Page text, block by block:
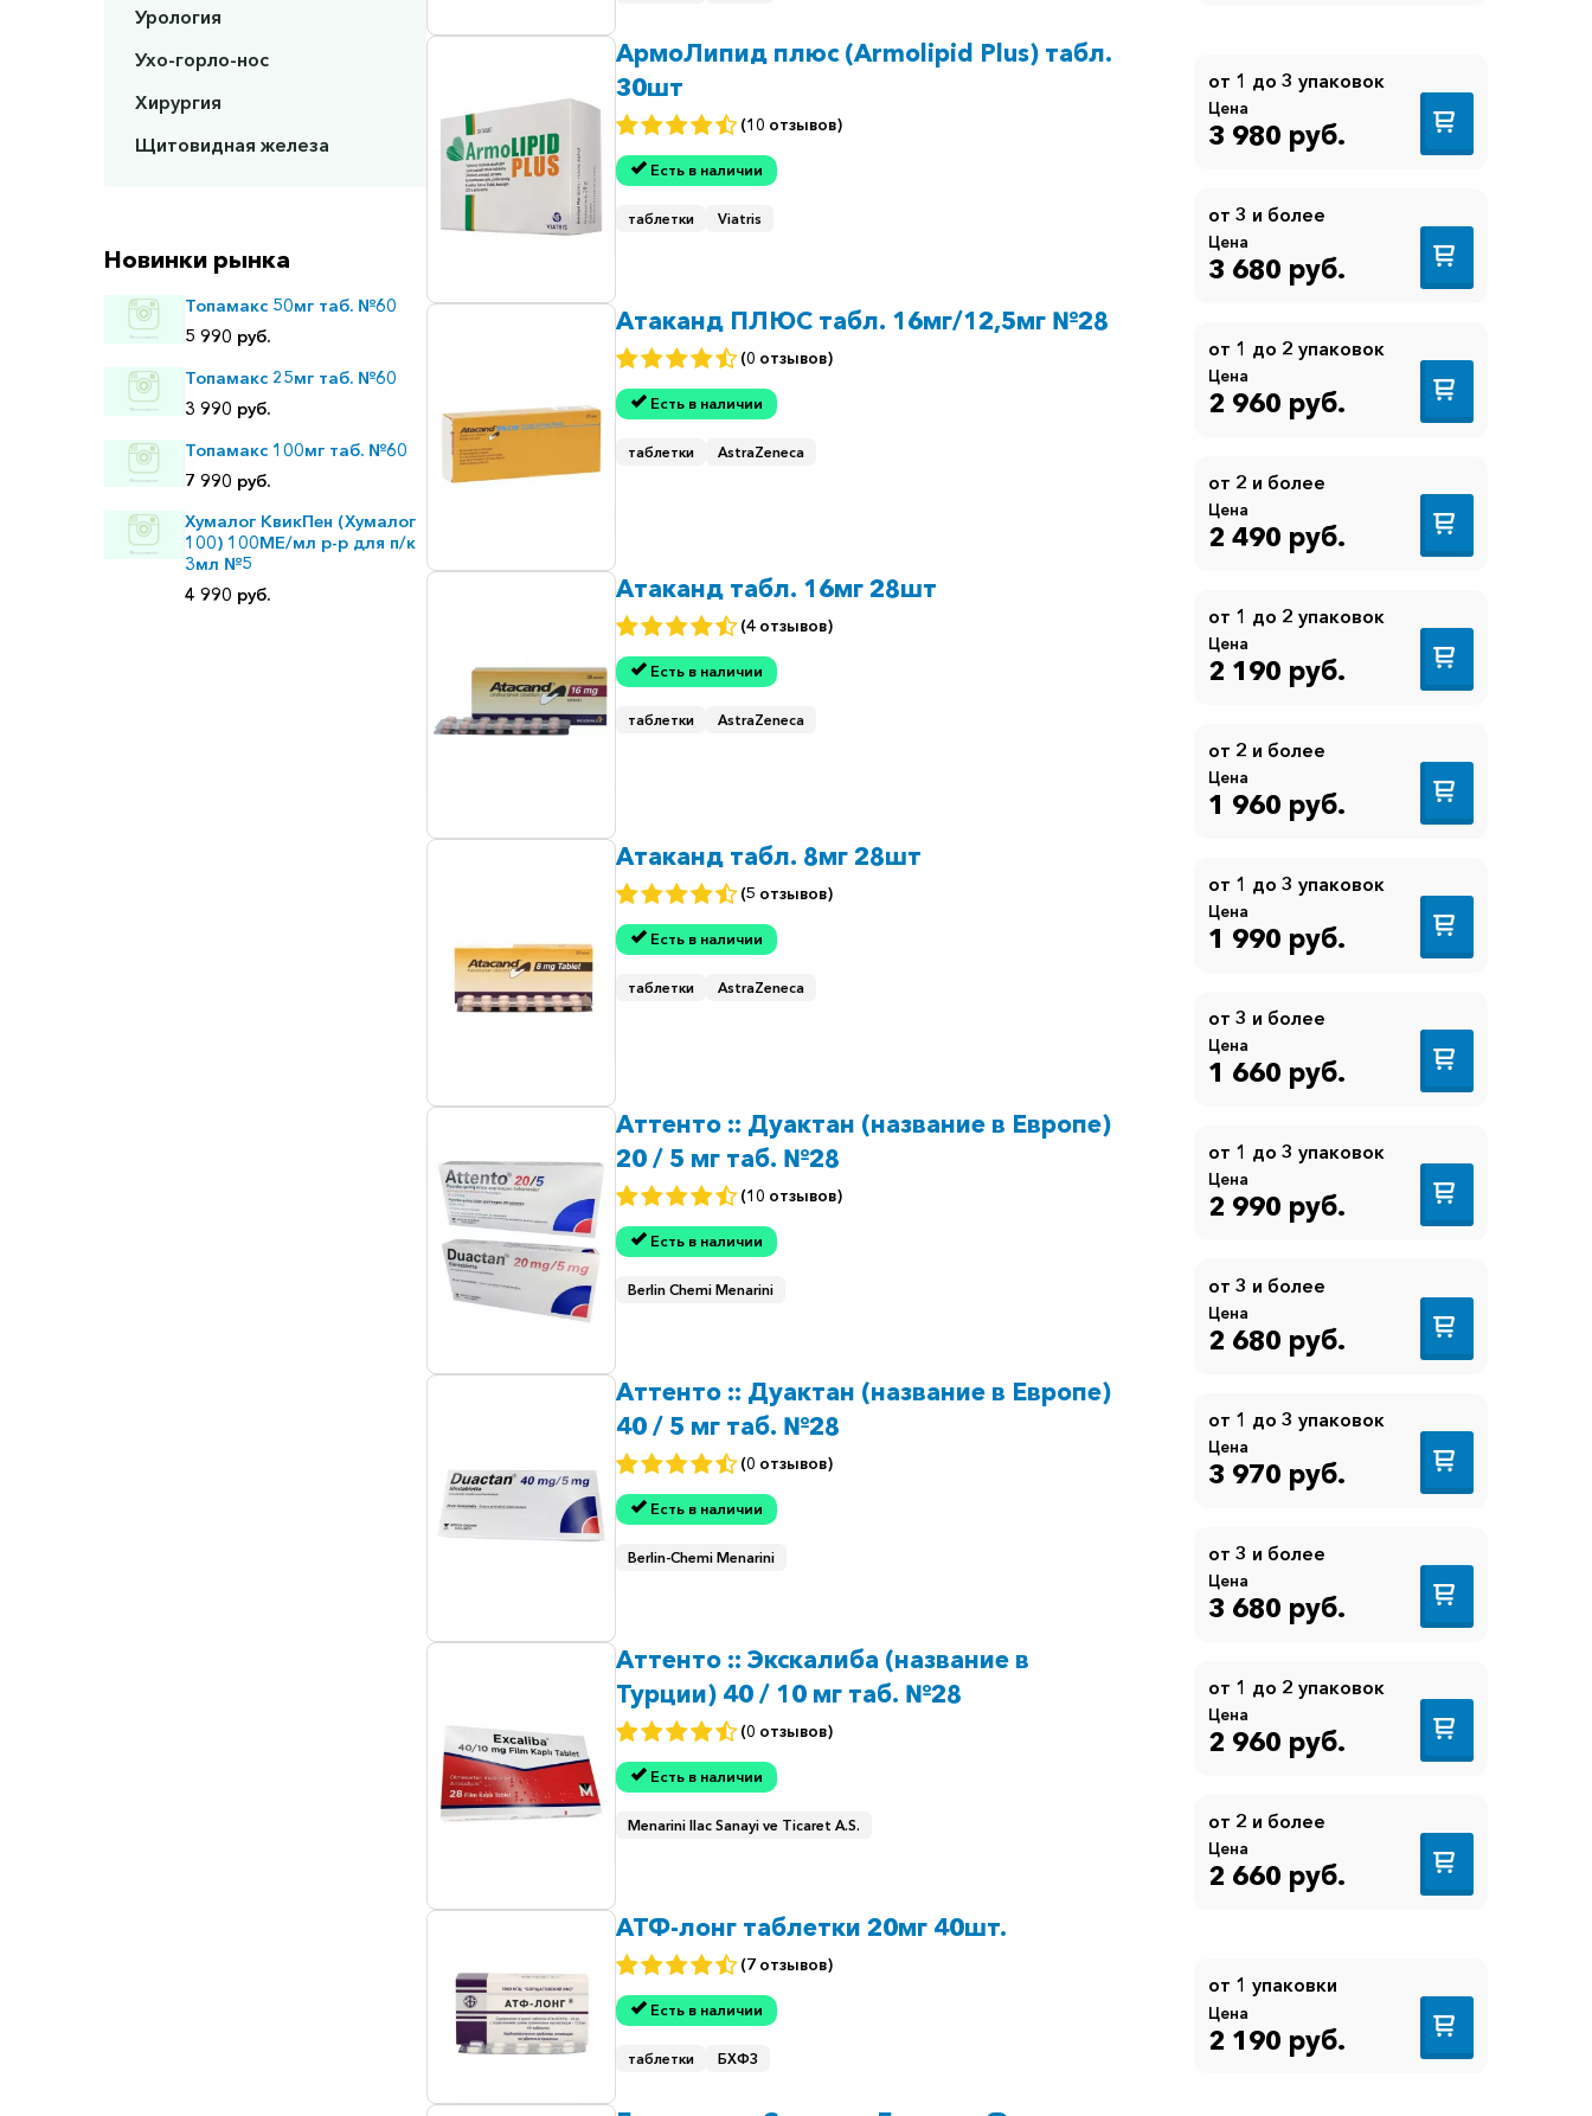
Урология
Ухо-горло-нос
Хирургия
Щитовидная железа
Новинки рынка
Топамакс 50мг таб. №60
5 990 руб.
Топамакс 25мг таб. №60
3 990 руб.
Топамакс 100мг таб. №60
7 990 руб.
Хумалог КвикПен (Хумалог
100) 100МЕ/мл р-р для п/к
3мл №5
4 990 руб.
АрмоЛипид плюс (Armolipid Plus) табл.
30шт
(10 отзывов)
Есть в наличии
таблетки Viatris
от 1 до 3 упаковок
Цена
3 980 руб.
от 3 и более
Цена
3 680 руб.
Атаканд ПЛЮС табл. 16мг/12,5мг №28
(0 отзывов)
Есть в наличии
таблетки AstraZeneca
от 1 до 2 упаковок
Цена
2 960 руб.
от 2 и более
Цена
2 490 руб.
Атаканд табл. 16мг 28шт
(4 отзывов)
Есть в наличии
таблетки AstraZeneca
от 1 до 2 упаковок
Цена
2 190 руб.
от 2 и более
Цена
1 960 руб.
Атаканд табл. 8мг 28шт
(5 отзывов)
Есть в наличии
таблетки AstraZeneca
от 1 до 3 упаковок
Цена
1 990 руб.
от 3 и более
Цена
1 660 руб.
Аттенто :: Дуактан (название в Европе)
20 / 5 мг таб. №28
(10 отзывов)
Есть в наличии
Berlin Chemi Menarini
от 1 до 3 упаковок
Цена
2 990 руб.
от 3 и более
Цена
2 680 руб.
Аттенто :: Дуактан (название в Европе)
40 / 5 мг таб. №28
(0 отзывов)
Есть в наличии
Berlin-Chemi Menarini
от 1 до 3 упаковок
Цена
3 970 руб.
от 3 и более
Цена
3 680 руб.
Аттенто :: Экскалиба (название в
Турции) 40 / 10 мг таб. №28
(0 отзывов)
Есть в наличии
Menarini Ilac Sanayi ve Ticaret A.S.
от 1 до 2 упаковок
Цена
2 960 руб.
от 2 и более
Цена
2 660 руб.
АТФ-лонг таблетки 20мг 40шт.
(7 отзывов)
Есть в наличии
таблетки БХФЗ
от 1 упаковки
Цена
2 190 руб.